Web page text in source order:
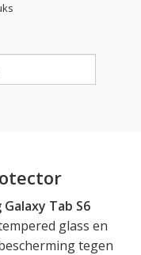
Galaxy Tab S6
glass en
tegen